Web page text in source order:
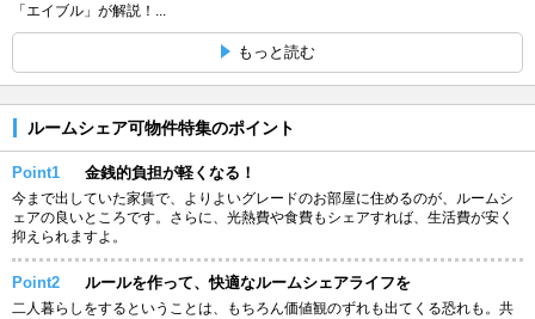
「エイブル」が解説！...
もっと読む
ルームシェア可物件特集のポイント
Point1 金銭的負担が軽くなる！
今まで出していた家賃で、よりよいグレードのお部屋に住めるのが、ルームシ
ェアの良いところです。さらに、光熱費や食費もシェアすれば、生活費が安く
抑えられますよ。
Point2 ルールを作って、快適なルームシェアライフを
二人暮らしをするということは、もちろん価値観のずれも出てくる恐れも。共